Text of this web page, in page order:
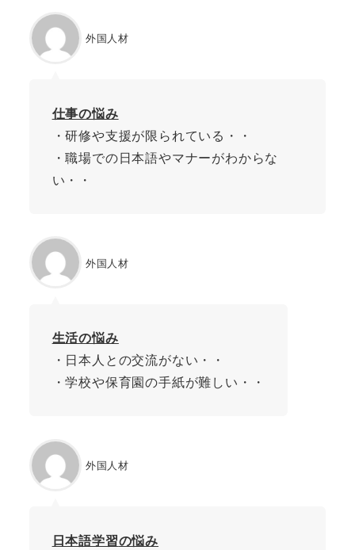
外国人材
仕事の悩み
・研修や支援が限られている・・
・職場での日本語やマナーがわからな
い・・
外国人材
生活の悩み
・日本人との交流がない・・
・学校や保育園の手紙が難しい・・
外国人材
日本語学習の悩み